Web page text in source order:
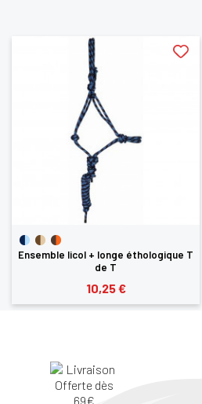
Ensemble licol + longe éthologique T
de T
10,25 €